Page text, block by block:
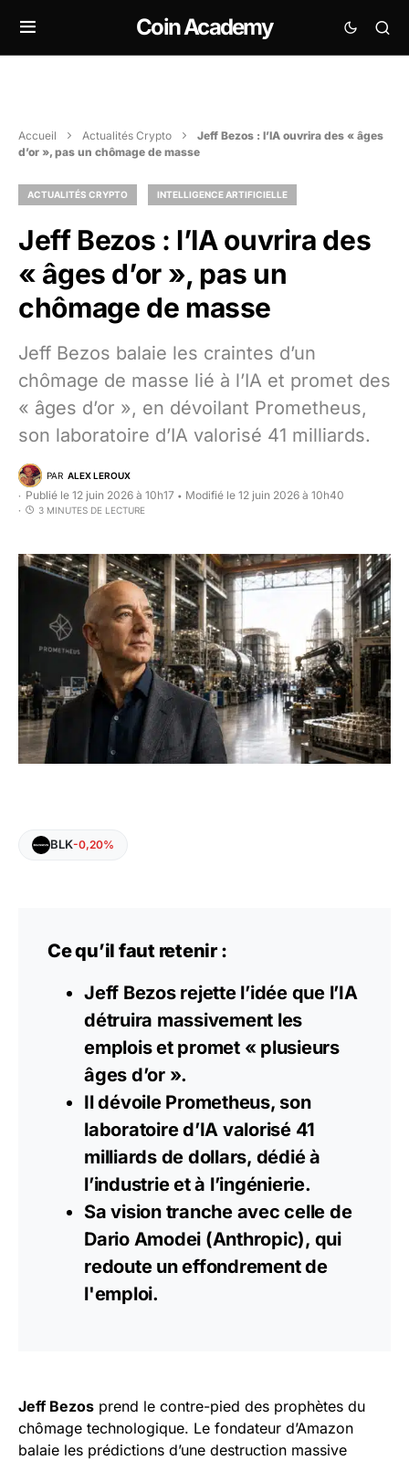
Coin Academy
Accueil Actualités Crypto
Jeff Bezos : l’IA ouvrira des « âges
d’or », pas un chômage de masse
ACTUALITÉS CRYPTO INTELLIGENCE ARTIFICIELLE
Jeff Bezos : l’IA ouvrira des
« âges d’or », pas un
chômage de masse
Jeff Bezos balaie les craintes d’un
chômage de masse lié à l’IA et promet des
« âges d’or », en dévoilant Prometheus,
son laboratoire d’IA valorisé 41 milliards.
PAR ALEX LEROUX
Publié le 12 juin 2026 à 10h17 • Modifié le 12 juin 2026 à 10h40
3 MINUTES DE LECTURE
BLK-0,20%
Ce qu’il faut retenir :
Jeff Bezos rejette l’idée que l’IA
détruira massivement les
emplois et promet « plusieurs
âges d’or ».
Il dévoile Prometheus, son
laboratoire d’IA valorisé 41
milliards de dollars, dédié à
l’industrie et à l’ingénierie.
Sa vision tranche avec celle de
Dario Amodei (Anthropic), qui
redoute un effondrement de
l'emploi.
Jeff Bezos prend le contre-pied des prophètes du
chômage technologique. Le fondateur d’Amazon
balaie les prédictions d’une destruction massive